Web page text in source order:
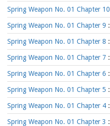
Spring Weapon No. 01 Chapter 10
Spring Weapon No. 01 Chapter 9 :
Spring Weapon No. 01 Chapter 8 :
Spring Weapon No. 01 Chapter 7 :
Spring Weapon No. 01 Chapter 6 :
Spring Weapon No. 01 Chapter 5 :
Spring Weapon No. 01 Chapter 4 :
Spring Weapon No. 01 Chapter 3 :